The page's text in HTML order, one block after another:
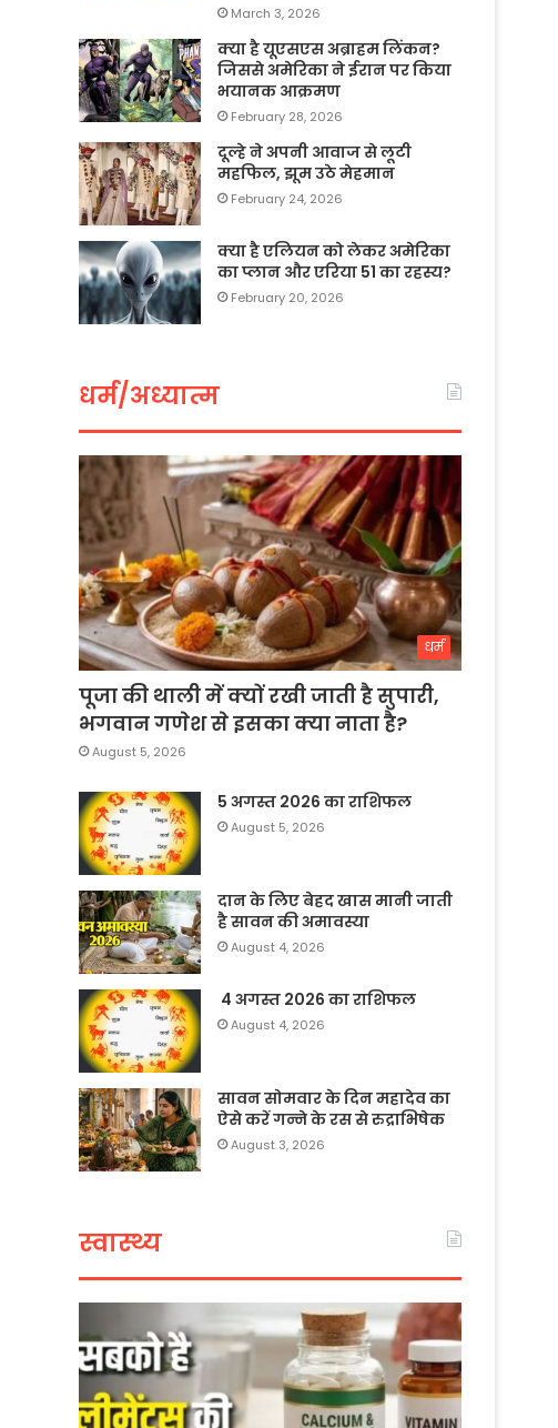
March 3, 2026
क्या है यूएसएस अब्राहम लिंकन?
जिससे अमेरिका ने ईरान पर किया
भयानक आक्रमण
February 28, 2026
दूल्हे ने अपनी आवाज से लूटी
महफिल, झूम उठे मेहमान
February 24, 2026
क्या है एलियन को लेकर अमेरिका
का प्लान और एरिया 51 का रहस्य?
February 20, 2026
धर्म/अध्यात्म
धर्म
पूजा की थाली में क्यों रखी जाती है सुपारी,
भगवान गणेश से इसका क्या नाता है?
August 5, 2026
5 अगस्त 2026 का राशिफल
August 5, 2026
दान के लिए बेहद खास मानी जाती
है सावन की अमावस्या
August 4, 2026
4 अगस्त 2026 का राशिफल
August 4, 2026
सावन सोमवार के दिन महादेव का
ऐसे करें गन्ने के रस से रुद्राभिषेक
August 3, 2026
स्वास्थ्य